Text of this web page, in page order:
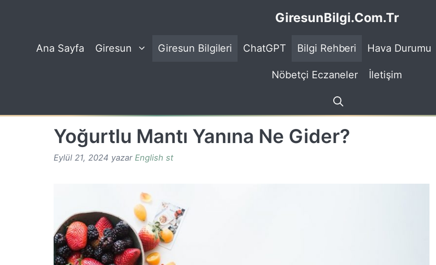
GiresunBilgi.Com.Tr
Ana Sayfa Giresun Giresun Bilgileri ChatGPT Bilgi Rehberi Hava Durumu
Nöbetçi Eczaneler İletişim
Yoğurtlu Mantı Yanına Ne Gider?
Eylül 21, 2024 yazar English st